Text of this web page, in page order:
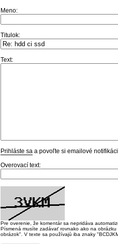
Meno:
Titulok:
Text:
Prihláste sa a povoľte si emailové
Overovací text:
Pre overenie, že komentár sa nepridáva
Písmená musíte zadávať rovnako ako na
obrázok". V texte sa používajú iba znaky